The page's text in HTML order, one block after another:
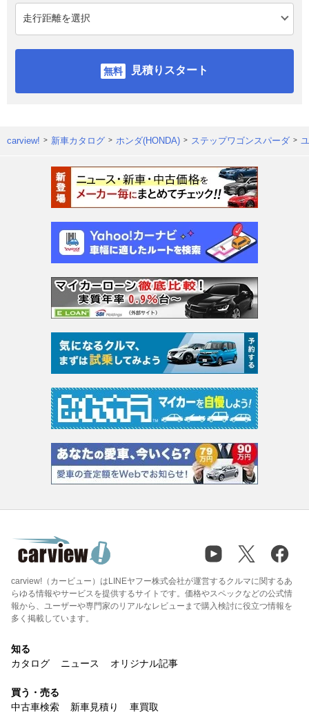
見積りスタート
carview! 新車カタログ ホンダ(HONDA) ステップワゴンスパーダ
carview!（カービュー）はLINEヤフー株式会社が運営するクルマに関するあ
らゆる情報やサービスを提供するサイトです。価格やスペックなどの公式情
報から、ユーザーや専門家のリアルなレビューまで購入検討に役立つ情報を
多く掲載しています。
知る
カタログ
ニュース オリジナル記事
買う・売る
中古車検索
新車見積り 車買取